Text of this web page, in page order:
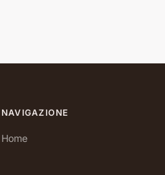
NAVIGAZIONE
Home